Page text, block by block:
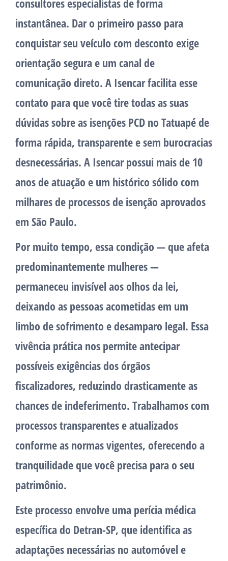
consultores especialistas de forma
instantânea. Dar o primeiro passo para
conquistar seu veículo com desconto exige
orientação segura e um canal de
comunicação direto. A Isencar facilita esse
contato para que você tire todas as suas
dúvidas sobre as isenções PCD no Tatuapé de
forma rápida, transparente e sem burocracias
desnecessárias. A Isencar possui mais de 10
anos de atuação e um histórico sólido com
milhares de processos de isenção aprovados
em São Paulo.
Por muito tempo, essa condição — que afeta
predominantemente mulheres —
permaneceu invisível aos olhos da lei,
deixando as pessoas acometidas em um
limbo de sofrimento e desamparo legal. Essa
vivência prática nos permite antecipar
possíveis exigências dos órgãos
fiscalizadores, reduzindo drasticamente as
chances de indeferimento. Trabalhamos com
processos transparentes e atualizados
conforme as normas vigentes, oferecendo a
tranquilidade que você precisa para o seu
patrimônio.
Este processo envolve uma perícia médica
específica do Detran-SP, que identifica as
adaptações necessárias no automóvel e